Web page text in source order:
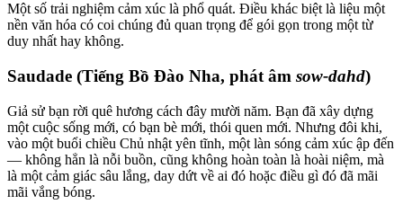
Một số trải nghiệm cảm xúc là phổ quát. Điều khác biệt là liệu một
nền văn hóa có coi chúng đủ quan trọng để gói gọn trong một từ
duy nhất hay không.
Saudade (Tiếng Bồ Đào Nha, phát âm sow-dahd)
Giả sử bạn rời quê hương cách đây mười năm. Bạn đã xây dựng
một cuộc sống mới, có bạn bè mới, thói quen mới. Nhưng đôi khi,
vào một buổi chiều Chủ nhật yên tĩnh, một làn sóng cảm xúc ập đến
— không hẳn là nỗi buồn, cũng không hoàn toàn là hoài niệm, mà
là một cảm giác sâu lắng, day dứt về ai đó hoặc điều gì đó đã mãi
mãi vắng bóng.